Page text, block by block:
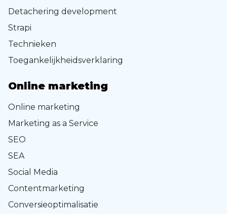
Detachering development
Strapi
Technieken
Toegankelijkheidsverklaring
Online marketing
Online marketing
Marketing as a Service
SEO
SEA
Social Media
Contentmarketing
Conversieoptimalisatie